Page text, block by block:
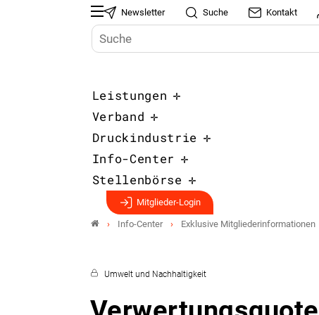
Newsletter Suche Kontakt
Leistungen
Verband
Druckindustrie
Info-Center
Stellenbörse
Mitglieder-Login
Info-Center Exklusive Mitgliederinformationen
Umwelt und Nachhaltigkeit